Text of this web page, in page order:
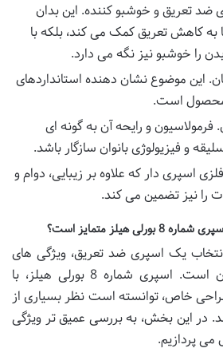
ضد تعریق و خوشبو کننده. این بدان
به کاهش تعریق کمک می کند، بلکه با
را خوشبو نیز نگه می دارد.
این موضوع نشان دهنده استانداردهای
محصول است.
فرمولاسیون و رایحه آن به گونه ای
و فیزیولوژی بانوان سازگار باشد.
اسپری دار که علاوه بر زیبایی، دوام و
را نیز تضمین می کند.
هیلز متمایز است؟
یک اسپری ضد تعریق، ویژگی های
خاص و متمایز کننده آن است. اسپری شماره 8 بورلی هیلز، با
خاص، توانسته است نظر بسیاری از
در این بخش، به بررسی عمیق تر ویژگی
پردازیم.